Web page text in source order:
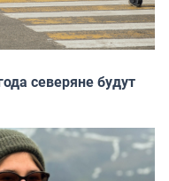
северяне будут